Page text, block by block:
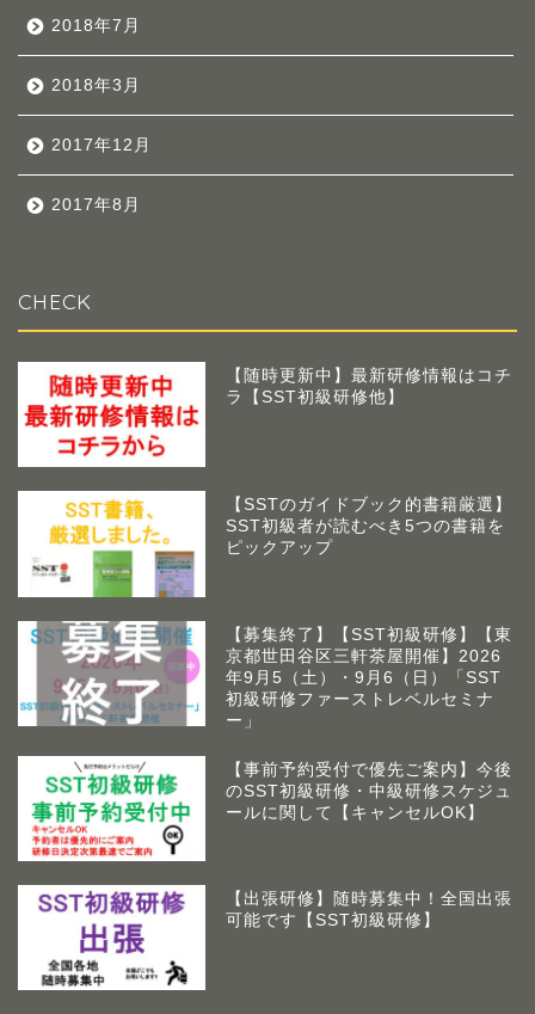
2018年7月
2018年3月
2017年12月
2017年8月
CHECK
【随時更新中】最新研修情報はコチ
ラ【SST初級研修他】
【SSTのガイドブック的書籍厳選】
SST初級者が読むべき5つの書籍を
ピックアップ
【募集終了】【SST初級研修】【東
京都世田谷区三軒茶屋開催】2026
年9月5（土）・9月6（日）「SST
初級研修ファーストレベルセミナ
ー」
【事前予約受付で優先ご案内】今後
のSST初級研修・中級研修スケジュ
ールに関して【キャンセルOK】
【出張研修】随時募集中！全国出張
可能です【SST初級研修】
アームズラボとは